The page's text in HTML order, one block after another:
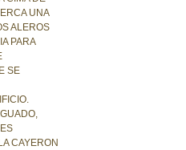
UNA
ALEROS
PARA
SE
CAYERON